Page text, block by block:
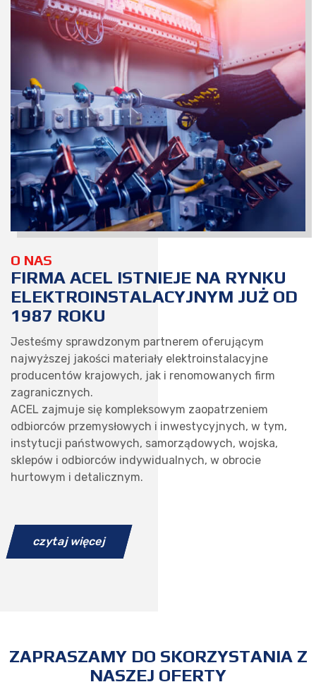
O NAS
FIRMA ACEL ISTNIEJE NA RYNKU
ELEKTROINSTALACYJNYM JUŻ OD
1987 ROKU
Jesteśmy sprawdzonym partnerem oferującym
najwyższej jakości materiały elektroinstalacyjne
producentów krajowych, jak i renomowanych firm
zagranicznych.
ACEL zajmuje się kompleksowym zaopatrzeniem
odbiorców przemysłowych i inwestycyjnych, w tym,
instytucji państwowych, samorządowych, wojska,
sklepów i odbiorców indywidualnych, w obrocie
hurtowym i detalicznym.
czytaj więcej
ZAPRASZAMY DO SKORZYSTANIA Z
NASZEJ OFERTY